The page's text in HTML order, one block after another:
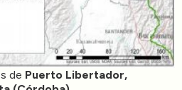
de Puerto Libertador,